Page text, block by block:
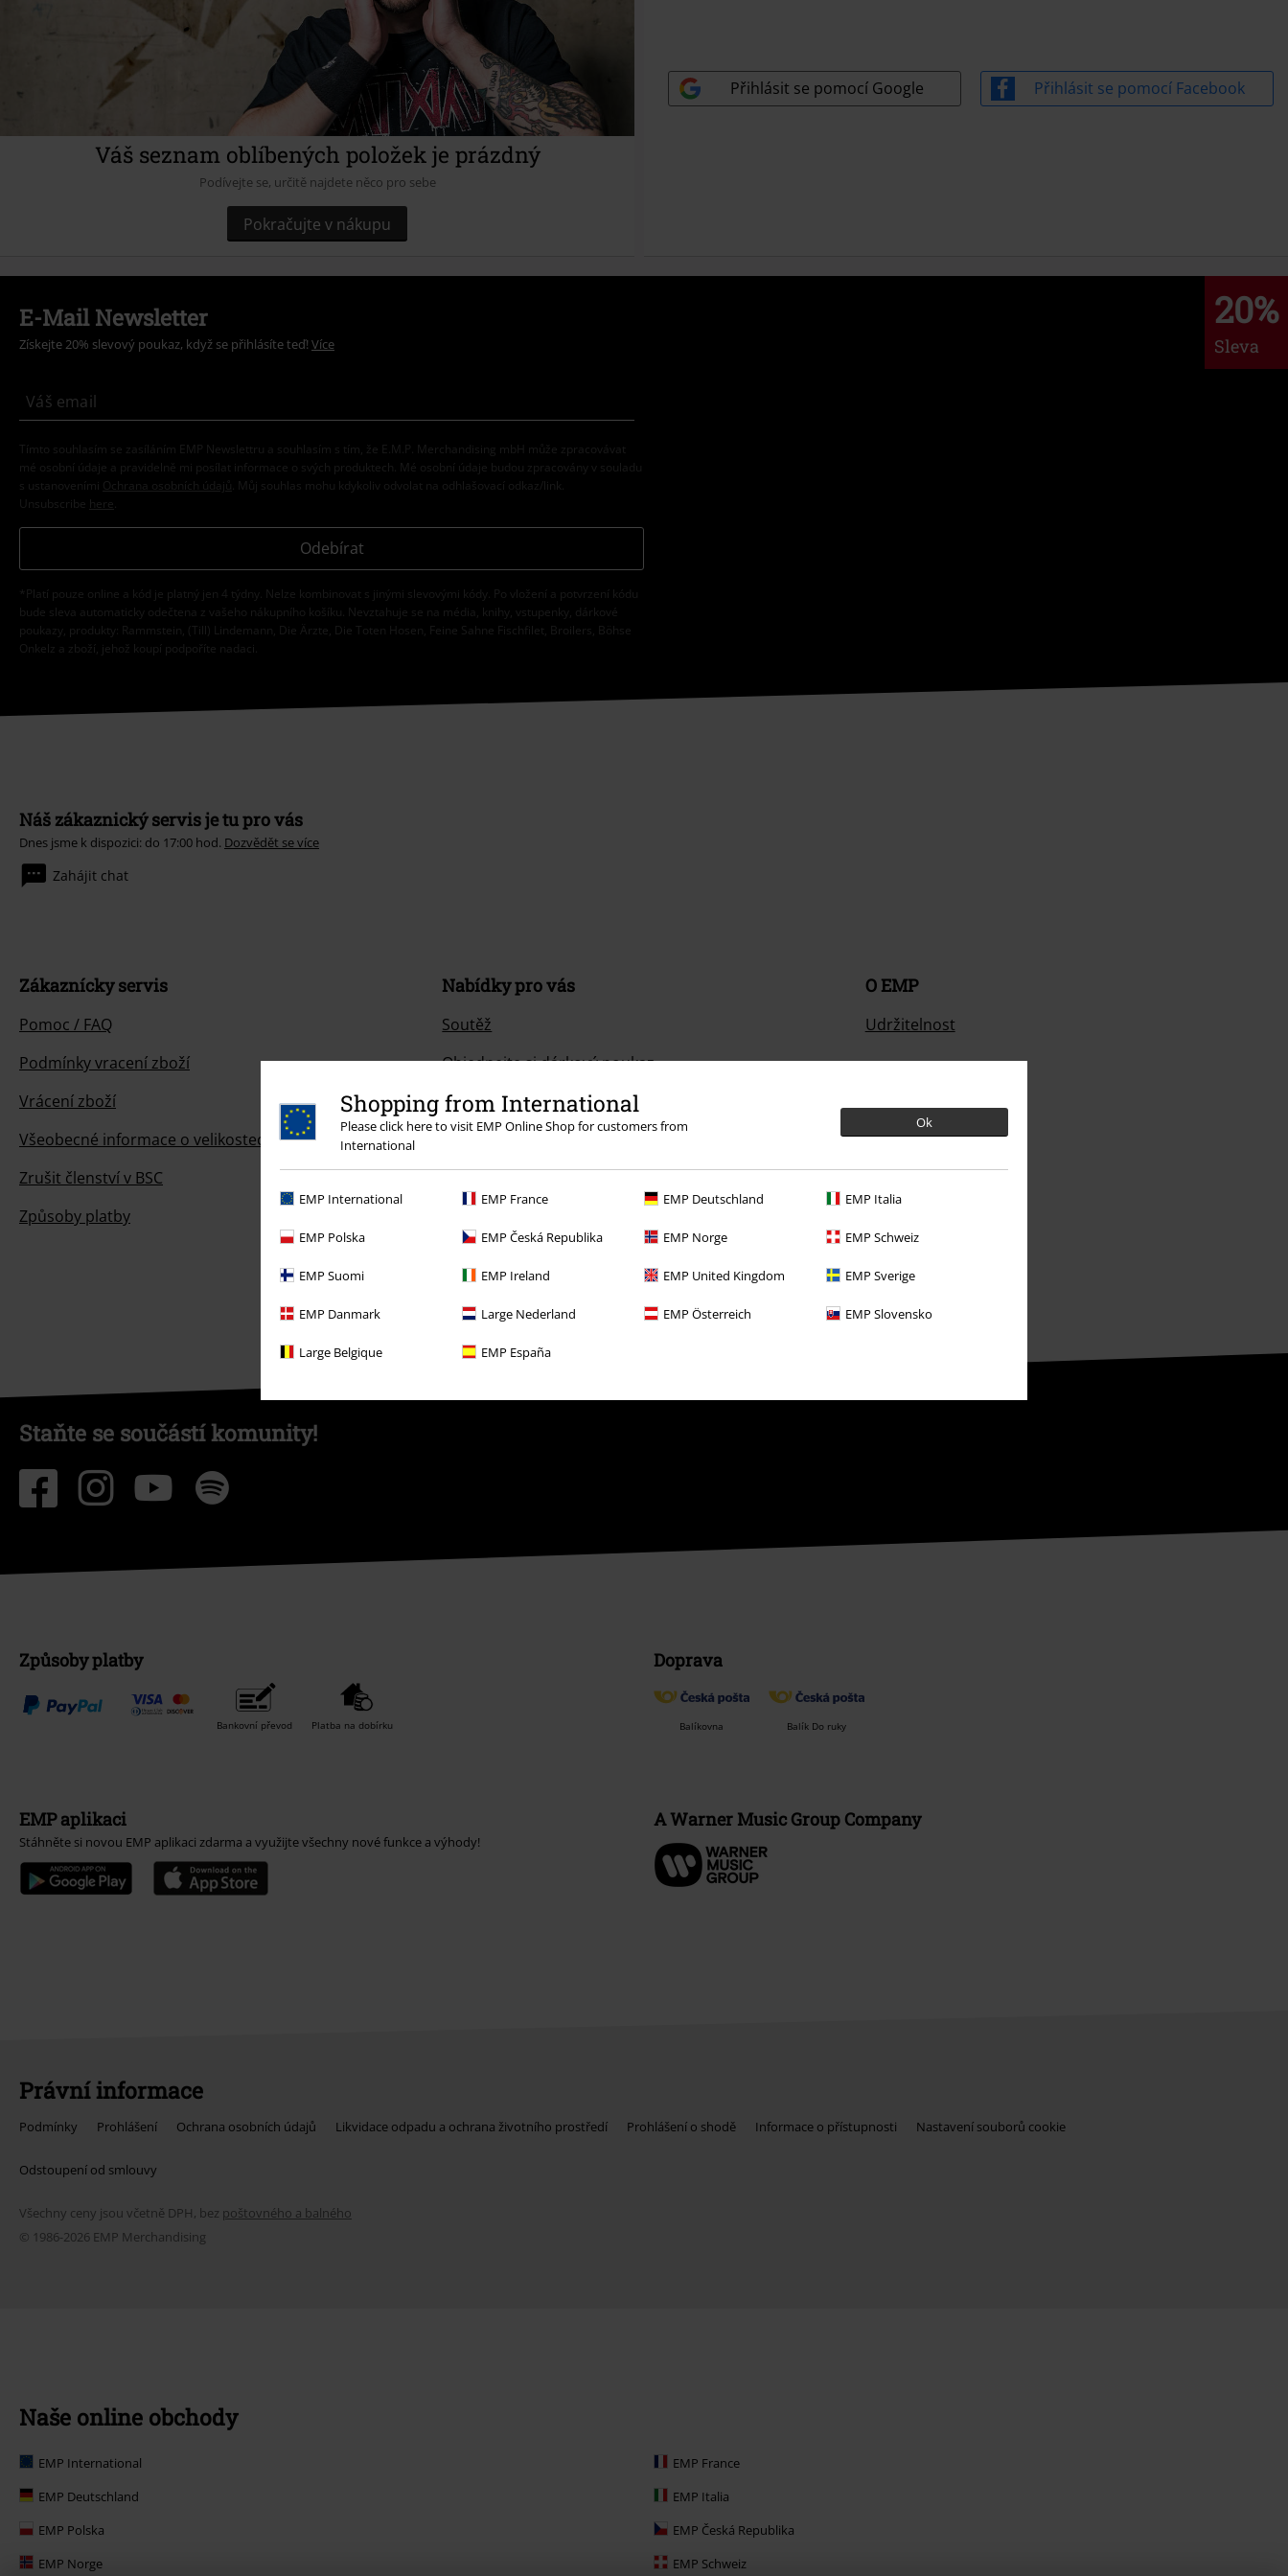
Shopping from International
Please click here to visit EMP Online Shop for customers from
International
Ok
EMP International EMP France EMP Deutschland EMP Italia
EMP Polska EMP Česká Republika EMP Norge EMP Schweiz
EMP Suomi EMP Ireland EMP United Kingdom EMP Sverige
EMP Danmark Large Nederland EMP Österreich EMP Slovensko
Large Belgique EMP España
Váš seznam oblíbených položek je prázdný
Podívejte se, určitě najdete něco pro sebe
Pokračujte v nákupu
Přihlásit se pomocí Google
Přihlásit se pomocí Facebook
20%
Sleva
E-Mail Newsletter
Získejte 20% slevový poukaz, když se přihlásíte teď! Více
Tímto souhlasím se zasíláním EMP Newslettru a souhlasím s tím, že E.M.P. Merchandising mbH může zpracovávat
mé osobní údaje a pravidelně mi posílat informace o svých produktech. Mé osobní údaje budou zpracovány v souladu
s ustanoveními
Ochrana osobních údajů . Můj souhlas mohu kdykoliv odvolat na odhlašovací odkaz/link.
Unsubscribe here
Odebírat
*Platí pouze online a kód je platný jen 4 týdny. Nelze kombinovat s jinými slevovými kódy. Po vložení a potvrzení kódu
bude sleva automaticky odečtena z vašeho nákupního košíku. Nevztahuje se na média, knihy, vstupenky, dárkové
poukazy, produkty: Rammstein, (Till) Lindemann, Die Ärzte, Die Toten Hosen, Feine Sahne Fischfilet, Broilers, Böhse
Onkelz a zboží, jehož koupí podpoříte nadaci.
Náš zákaznický servis je tu pro vás
Dnes jsme k dispozici: do 17:00 hod. Dozvědět se více
Zahájit chat
Zákaznícky servis
Pomoc / FAQ
Podmínky vracení zboží
Vrácení zboží
Všeobecné informace o velikostech
Zrušit členství v BSC
Způsoby platby
Nabídky pro vás
Soutěž
Objednejte si dárkový poukaz
O EMP
Udržitelnost
Staňte se součástí komunity!
Způsoby platby
Bankovní převod Platba na dobírku
Doprava
Balíkovna Balík Do ruky
EMP aplikaci
Stáhněte si novou EMP aplikaci zdarma a využijte všechny nové funkce a výhody!
A Warner Music Group Company
Právní informace
Podmínky Prohlášení Ochrana osobních údajů Likvidace odpadu a ochrana životního prostředí Prohlášení o shodě Informace o přístupnosti Nastavení souborů cookie
Odstoupení od smlouvy
Všechny ceny jsou včetně DPH, bez poštovného a balného
© 1986-2026 EMP Merchandising
Naše online obchody
EMP International
EMP France
EMP Deutschland
EMP Italia
EMP Polska
EMP Česká Republika
EMP Norge
EMP Schweiz